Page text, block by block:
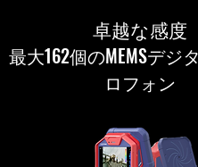
卓越な感度
最大162個のMEMSデジ
ロフォン